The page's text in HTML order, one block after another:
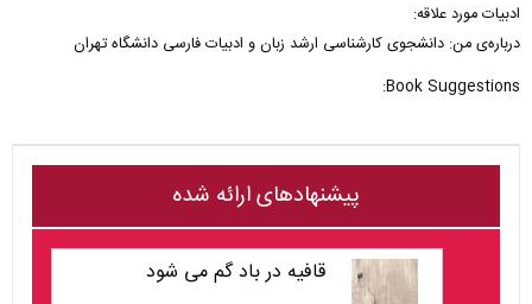
ادبیات مورد علاقه:
درباره‌ی من: دانشجوی کارشناسی ارشد زبان و ادبیات فارسی دانشگاه تهران
Book Suggestions:
پیشنهادهای ارائه شده
قافیه در باد گم می شود